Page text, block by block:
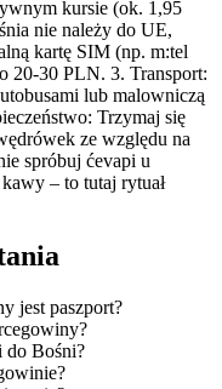
kursie (ok. 1,95
nie należy do UE,
kartę SIM (np. m:tel
20-30 PLN. 3. Transport:
lub malowniczą
Trzymaj się
ze względu na
spróbuj ćevapi u
– to tutaj rytuał
jest paszport?
do Bośni?